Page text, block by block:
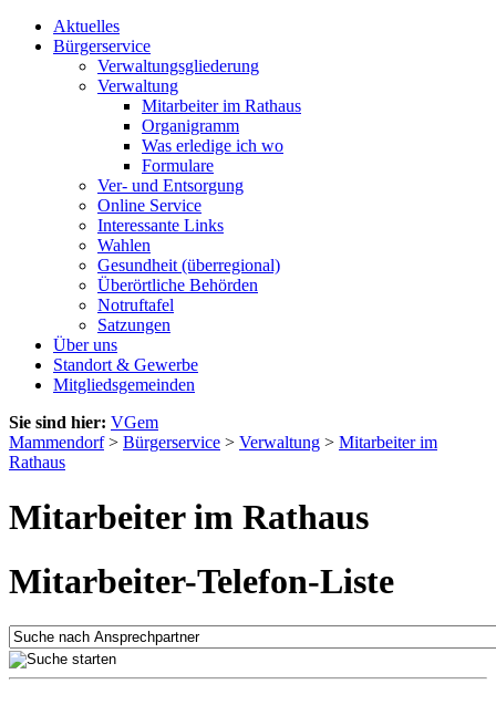
Aktuelles
Bürgerservice
Verwaltungsgliederung
Verwaltung
Mitarbeiter im Rathaus
Organigramm
Was erledige ich wo
Formulare
Ver- und Entsorgung
Online Service
Interessante Links
Wahlen
Gesundheit (überregional)
Überörtliche Behörden
Notruftafel
Satzungen
Über uns
Standort & Gewerbe
Mitgliedsgemeinden
Sie sind hier: VGem
Mammendorf> Bürgerservice > Verwaltung > Mitarbeiter im
Rathaus
Mitarbeiter im Rathaus
Mitarbeiter-Telefon-Liste